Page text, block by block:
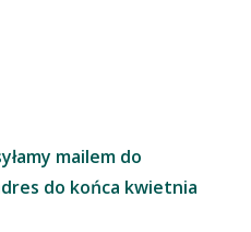
mailem do
do końca kwietnia